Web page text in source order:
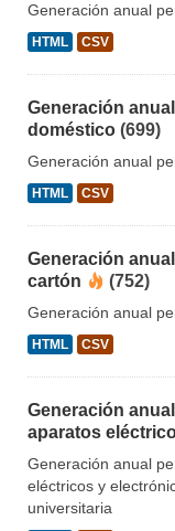
Generación anual
HTML CSV
Generación
doméstico (699)
Generación anual
HTML CSV
Generación
cartón
(752)
Generación anual
HTML CSV
Generación
aparatos
Generación anual
eléctricos y
universitaria